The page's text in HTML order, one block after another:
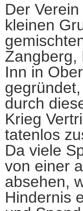
Der
kleinen
Zangberg,
Inn in
durch
Krieg
tatenlos
Da viele
von einer
absehen,
Hindernis